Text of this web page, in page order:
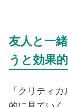
友人と一
うと効果
「クリティ